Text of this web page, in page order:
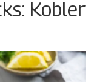
Kobler